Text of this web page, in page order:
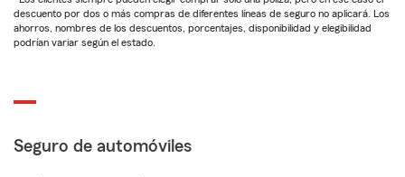
descuento por dos o más compras de diferentes líneas de seguro no aplicará. Los
ahorros, nombres de los descuentos, porcentajes, disponibilidad y elegibilidad
podrían variar según el estado.
Seguro de automóviles